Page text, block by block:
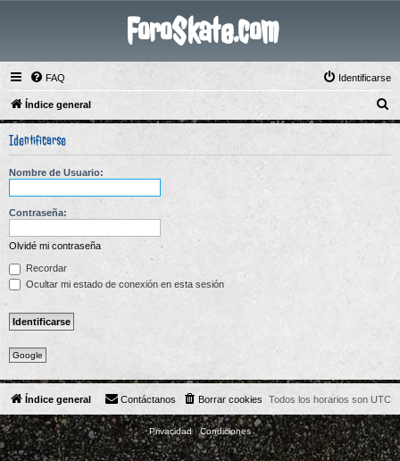
ForoSkate.com
FAQ Identificarse
Índice general
u
Identificarse
Nombre de Usuario:
Contraseña:
Olvidé mi contraseña
Recordar
Ocultar mi estado de conexión en esta sesión
Google
Índice general Todos los horarios son UTC
Borrar cookies
Contáctanos
Privacidad|Condiciones